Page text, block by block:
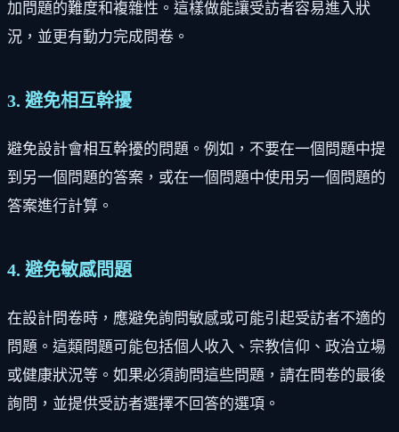
加問題的難度和複雜性。這樣做能讓受訪者容易進入狀
況，並更有動力完成問卷。
3. 避免相互幹擾
避免設計會相互幹擾的問題。例如，不要在一個問題中提
到另一個問題的答案，或在一個問題中使用另一個問題的
答案進行計算。
4. 避免敏感問題
在設計問卷時，應避免詢問敏感或可能引起受訪者不適的
問題。這類問題可能包括個人收入、宗教信仰、政治立場
或健康狀況等。如果必須詢問這些問題，請在問卷的最後
詢問，並提供受訪者選擇不回答的選項。